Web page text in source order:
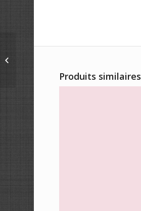
Produits similaires